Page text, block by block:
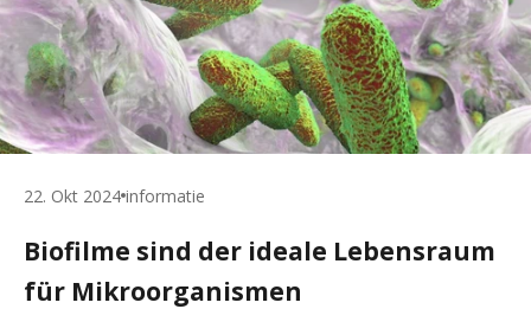
22. Okt 2024 informatie
Biofilme sind der ideale Lebensraum
für Mikroorganismen